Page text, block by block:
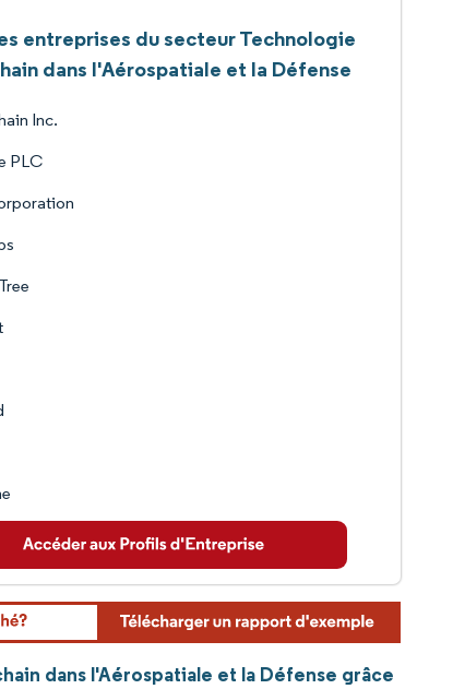
entreprises du secteur Technologie
dans l'Aérospatiale et la Défense
Inc.
PLC
dans l'Aérospatiale et la Défense grâce